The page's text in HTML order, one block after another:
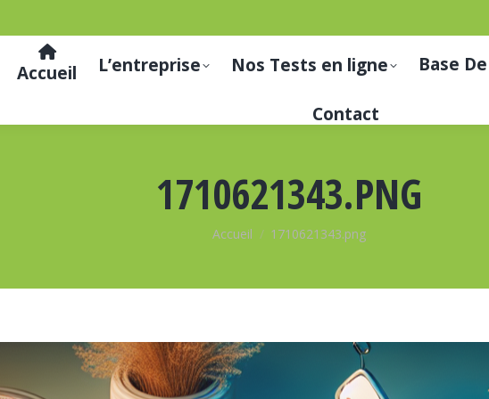
Accueil L’entreprise Nos Tests en ligne Base
Contact
1710621343.PNG
Vous êtes ici :
Accueil 1710621343.png